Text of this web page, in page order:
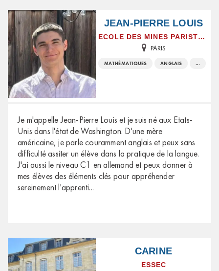
JEAN-PIERRE LOUIS
ECOLE DES MINES PARISTECH
PARIS
MATHÉMATIQUES ANGLAIS ...
Je m'appelle Jean-Pierre Louis et je suis né aux Etats-
Unis dans l'état de Washington. D'une mère
américaine, je parle couramment anglais et peux sans
difficulté assiter un élève dans la pratique de la langue.
J'ai aussi le niveau C1 en allemand et peux donner à
mes élèves des éléments clés pour appréhender
sereinement l'apprenti...
CARINE
ESSEC